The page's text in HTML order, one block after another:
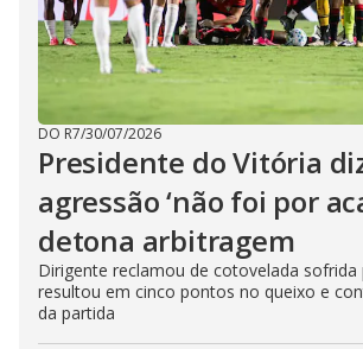
DO R7/30/07/2026
Presidente do Vitória
agressão ‘não foi por
detona arbitragem
Dirigente reclamou de cotovelada sofrida
resultou em cinco pontos no queixo e
da partida